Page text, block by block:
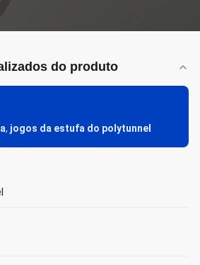
do produto
, jogos da estufa do polytunnel